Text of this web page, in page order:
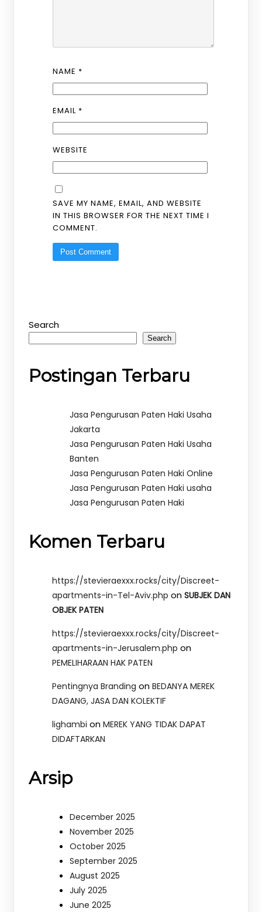
NAME *
EMAIL *
WEBSITE
SAVE MY NAME, EMAIL, AND WEBSITE
IN THIS BROWSER FOR THE NEXT TIME I
COMMENT.
Search
Search
Postingan Terbaru
Jasa Pengurusan Paten Haki Usaha
Jakarta
Jasa Pengurusan Paten Haki Usaha
Banten
Jasa Pengurusan Paten Haki Online
Jasa Pengurusan Paten Haki usaha
Jasa Pengurusan Paten Haki
Komen Terbaru
https://stevieraexxx.rocks/city/Discreet-
apartments-in-Tel-Aviv.php on SUBJEK DAN
OBJEK PATEN
https://stevieraexxx.rocks/city/Discreet-
apartments-in-Jerusalem.php on
PEMELIHARAAN HAK PATEN
Pentingnya Branding on BEDANYA MEREK
DAGANG, JASA DAN KOLEKTIF
lighambi on MEREK YANG TIDAK DAPAT
DIDAFTARKAN
Arsip
December 2025
November 2025
October 2025
September 2025
August 2025
July 2025
June 2025